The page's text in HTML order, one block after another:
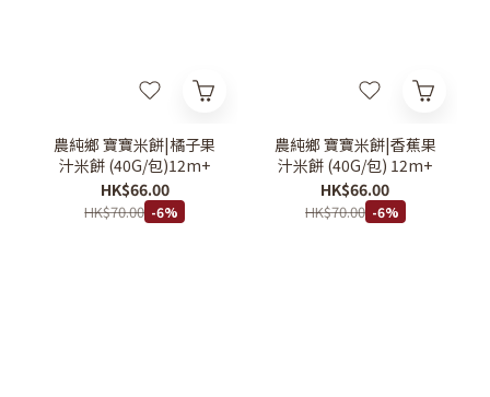
農純鄉 寶寶米餅|橘子果
汁米餅 (40G/包)12m+
HK$66.00
HK$70.00 -6%
農純鄉 寶寶米餅|香蕉果
汁米餅 (40G/包) 12m+
HK$66.00
HK$70.00 -6%